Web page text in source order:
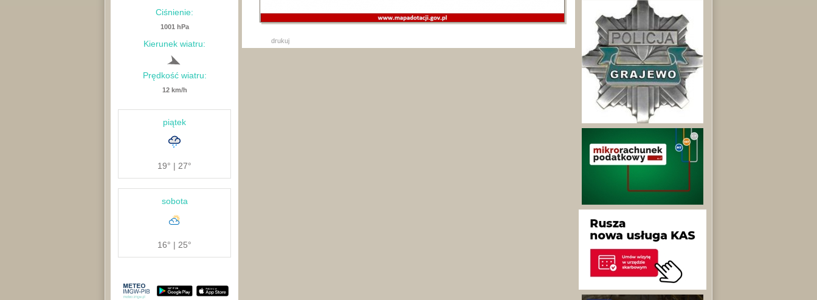
Ciśnienie:
1001 hPa
Kierunek wiatru:
Prędkość wiatru:
12 km/h
piątek
19° | 27°
sobota
16° | 25°
drukuj